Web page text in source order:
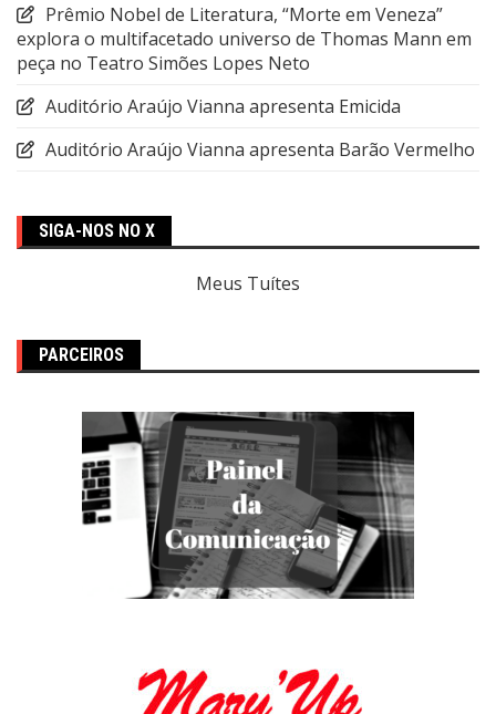
Prêmio Nobel de Literatura, “Morte em Veneza”
explora o multifacetado universo de Thomas Mann em
peça no Teatro Simões Lopes Neto
Auditório Araújo Vianna apresenta Emicida
Auditório Araújo Vianna apresenta Barão Vermelho
SIGA-NOS NO X
Meus Tuítes
PARCEIROS